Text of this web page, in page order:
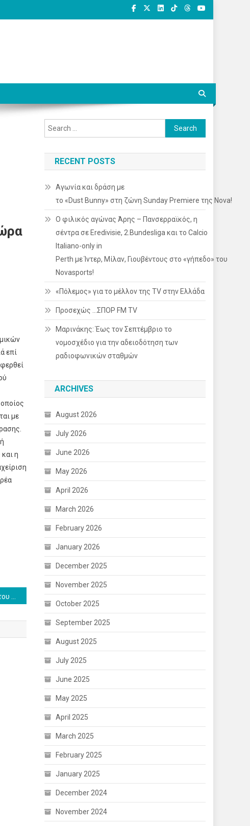
επί
με
η
Search
for:
RECENT POSTS
Αγωνία και δράση με
το «Dust Bunny» στη ζώνη Sunday Premiere της Nova!
Ο φιλικός αγώνας Άρης – Πανσερραϊκός, η
σέντρα σε Eredivisie, 2.Bundesliga και το Calcio
Italiano-only in
Perth με Ίντερ, Μίλαν, Γιουβέντους στο «γήπεδο» του
Novasports!
«Πόλεμος» για το μέλλον της TV στην Ελλάδα
Προσεχώς …ΣΠΟΡ FM TV
Μαρινάκης: Έως τον Σεπτέμβριο το
νομοσχέδιο για την αδειοδότηση των
ραδιοφωνικών σταθμών
ARCHIVES
August 2026
July 2026
June 2026
May 2026
April 2026
March 2026
February 2026
January 2026
December 2025
November 2025
October 2025
September 2025
August 2025
July 2025
June 2025
May 2025
April 2025
March 2025
February 2025
January 2025
December 2024
November 2024